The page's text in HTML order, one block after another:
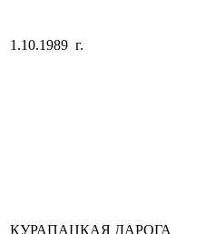
1.10.1989 г.
КУРАПАЦКАЯ ДАРОГА